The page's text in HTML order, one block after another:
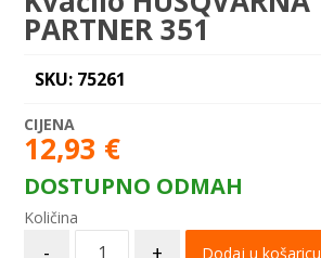
PARTNER 351
SKU: 75261
12,93 €
DOSTUPNO ODMAH
Dodaj u košaricu